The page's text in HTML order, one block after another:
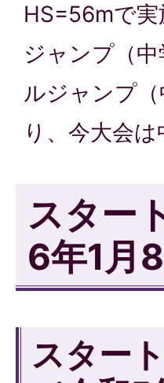
HS=56mで
ジャンプ（
ルジャンプ
り、今大会
スター
6年1月8
スター